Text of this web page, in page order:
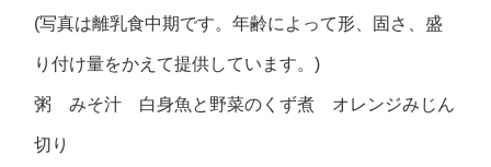
(写真は離乳食中期です。年齢によって形、固さ、盛
り付け量をかえて提供しています。)
粥 みそ汁 白身魚と野菜のくず煮 オレンジみじん
切り